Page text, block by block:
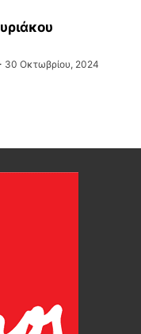
30 Οκτωβρίου, 2024